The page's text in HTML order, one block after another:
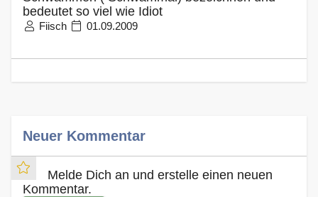
bedeutet so viel wie Idiot
Fiisch 01.09.2009
Neuer Kommentar
Melde Dich an und erstelle einen neuen
Kommentar.